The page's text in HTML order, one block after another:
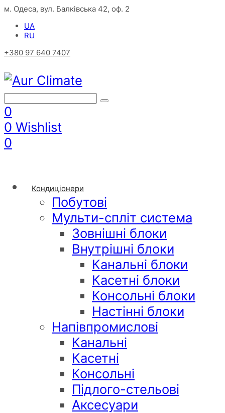
м. Одеса, вул. Балківська 42, оф. 2
UA
RU
+380 97 640 7407
0
0 Wishlist
0
Кондиціонери
Побутові
Мульти-спліт система
Зовнішні блоки
Внутрішні блоки
Канальні блоки
Касетні блоки
Консольні блоки
Настінні блоки
Напівпромислові
Канальні
Касетні
Консольні
Підлого-стельові
Аксесуари